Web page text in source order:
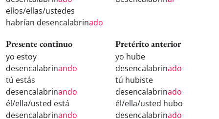
ellos/ellas/ustedes
habrían desencalabrinado
Presente continuo
yo estoy
desencalabrinando
tú estás
desencalabrinando
él/ella/usted está
desencalabrinando
Pretérito anterior
yo hube
desencalabrinado
tú hubiste
desencalabrinado
él/ella/usted hubo
desencalabrinado